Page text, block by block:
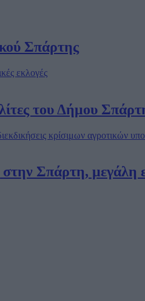
Σπάρτης
του Δήμου
Σπάρτη, μεγάλη